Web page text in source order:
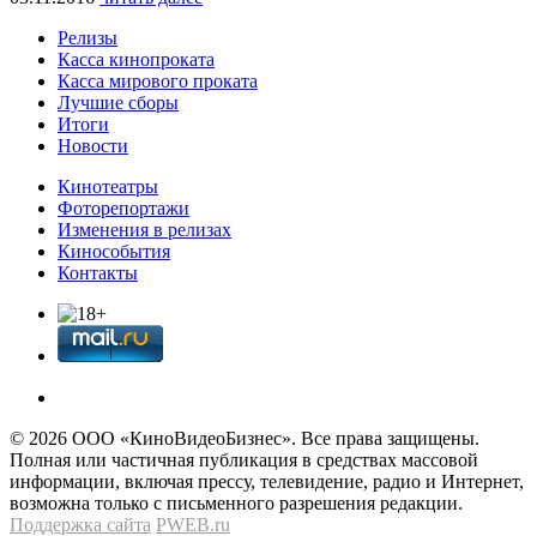
Релизы
Касса кинопроката
Касса мирового проката
Лучшие сборы
Итоги
Новости
Кинотеатры
Фоторепортажи
Изменения в релизах
Кинособытия
Контакты
© 2026 OOО «КиноВидеоБизнес». Все права защищены.
Полная или частичная публикация в средствах массовой
информации, включая прессу, телевидение, радио и Интернет,
возможна только с письменного разрешения редакции.
Поддержка сайта PWEB.ru